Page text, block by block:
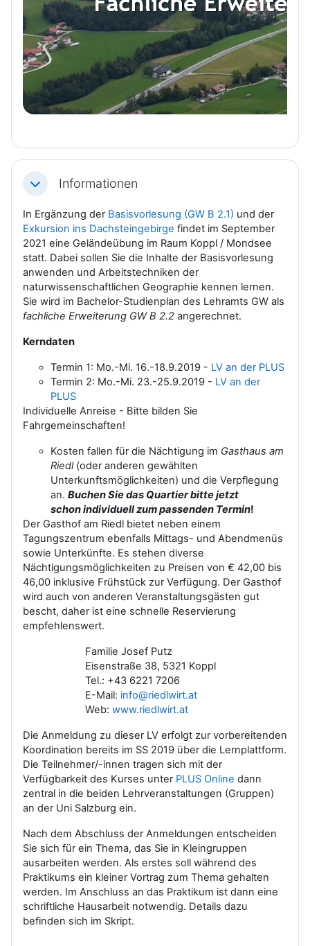
EinklappenInformationen
In Ergänzung der Basisvorlesung (GW B 2.1) und der
Exkursion ins Dachsteingebirge findet im September
2021 eine Geländeübung im Raum Koppl / Mondsee
statt. Dabei sollen Sie die Inhalte der Basisvorlesung
anwenden und Arbeitstechniken der
naturwissenschaftlichen Geographie kennen lernen.
Sie wird im Bachelor-Studienplan des Lehramts GW als
fachliche Erweiterung GW B 2.2 angerechnet.
Kerndaten
Termin 1: Mo.-Mi. 16.-18.9.2019 - LV an der PLUS
Termin 2: Mo.-Mi. 23.-25.9.2019 - LV an der
PLUS
Individuelle Anreise - Bitte bilden Sie
Fahrgemeinschaften!
Kosten fallen für die Nächtigung im Gasthaus am
Riedl(oder anderen gewählten
Unterkunftsmöglichkeiten) und die Verpflegung
an. Buchen Sie das Quartier bitte jetzt
schonindividuell zum passenden Termin!
Der Gasthof am Riedl bietet neben einem
Tagungszentrum ebenfalls Mittags- und Abendmenüs
sowie Unterkünfte. Es stehen diverse
Nächtigungsmöglichkeiten zu Preisen von € 42,00 bis
46,00 inklusive Frühstück zur Verfügung. Der Gasthof
wird auch von anderen Veranstaltungsgästen gut
bescht, daher ist eine schnelle Reservierung
empfehlenswert.
Familie Josef Putz
Eisenstraße 38, 5321 Koppl
Tel.: +43 6221 7206
E-Mail: info@riedlwirt.at
Web: www.riedlwirt.at
Die Anmeldung zu dieser LV erfolgt zur vorbereitenden
Koordination bereits im SS 2019 über die Lernplattform.
Die Teilnehmer/-innen tragen sich mit der
Verfügbarkeit des Kurses unter PLUS Online dann
zentral in die beiden Lehrveranstaltungen (Gruppen)
an der Uni Salzburg ein.
Nach dem Abschluss der Anmeldungen entscheiden
Sie sich für ein Thema, das Sie in Kleingruppen
ausarbeiten werden. Als erstes soll während des
Praktikums ein kleiner Vortrag zum Thema gehalten
werden. Im Anschluss an das Praktikum ist dann eine
schriftliche Hausarbeit notwendig. Details dazu
befinden sich im Skript.